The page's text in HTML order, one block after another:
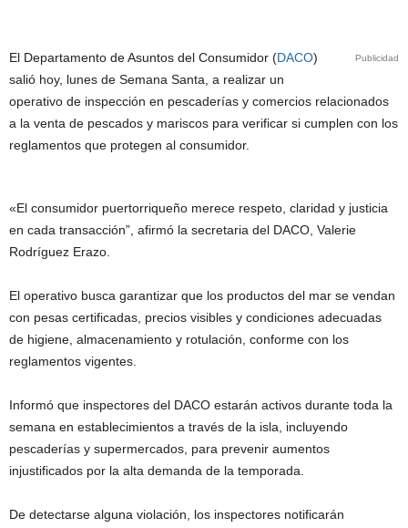
Publicidad
El Departamento de Asuntos del Consumidor (DACO)
salió hoy, lunes de Semana Santa, a realizar un
operativo de inspección en pescaderías y comercios relacionados
a la venta de pescados y mariscos para verificar si cumplen con los
reglamentos que protegen al consumidor.
«El consumidor puertorriqueño merece respeto, claridad y justicia
en cada transacción”, afirmó la secretaria del DACO, Valerie
Rodríguez Erazo.
El operativo busca garantizar que los productos del mar se vendan
con pesas certificadas, precios visibles y condiciones adecuadas
de higiene, almacenamiento y rotulación, conforme con los
reglamentos vigentes.
Informó que inspectores del DACO estarán activos durante toda la
semana en establecimientos a través de la isla, incluyendo
pescaderías y supermercados, para prevenir aumentos
injustificados por la alta demanda de la temporada.
De detectarse alguna violación, los inspectores notificarán